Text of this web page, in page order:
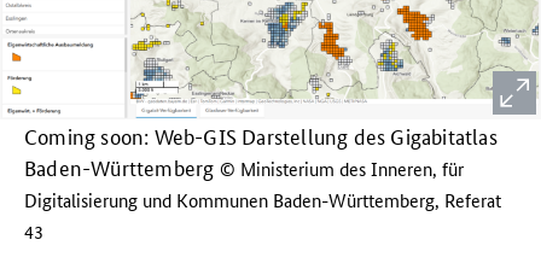
Coming soon: Web-GIS Darstellung des Gigabitatlas
Baden-Württemberg © Ministerium des Inneren, für
Digitalisierung und Kommunen Baden-Württemberg, Referat
43